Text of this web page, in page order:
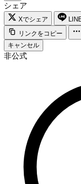
シェア
Xでシェア
リンクをコピー
キャンセル
非公式